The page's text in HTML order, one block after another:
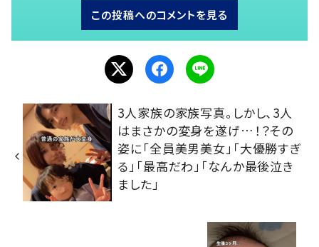
この投稿へのコメントを見る
3人家族の家族写真。しかし、3人
はまさかの変身を遂げ…！？その
姿に「全員美男美女」「大優勝すぎ
る」「最高だわ」「なんか最後泣き
ました」